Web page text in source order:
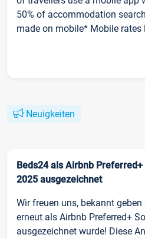
50% of accommodation
made on mobile* Mobile rates
Neuigkeiten
Beds24 als Airbnb
2025 ausgezeichnet
Wir freuen uns, bekannt
erneut als Airbnb Preferred+
ausgezeichnet wurde! Diese